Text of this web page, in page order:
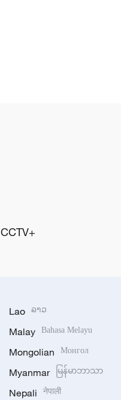
CCTV+
Lao ລາວ
Malay Bahasa Melayu
Mongolian Монгол
Myanmar မြန်မာဘာသာ
Nepali नेपाली